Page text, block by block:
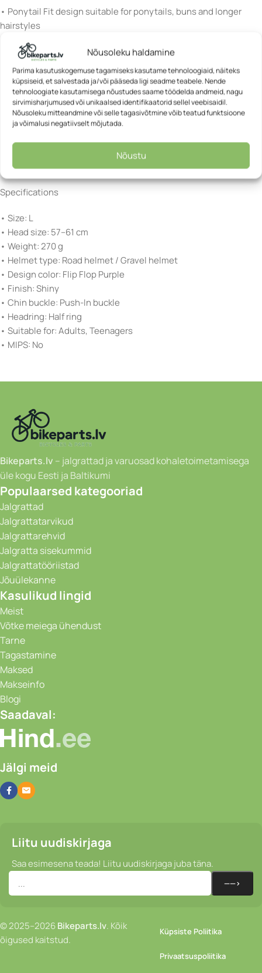
Nõusoleku haldamine
Parima kasutuskogemuse tagamiseks kasutame tehnoloogiaid, näiteks
küpsiseid, et salvestada ja/või pääseda ligi seadme teabele. Nende
tehnoloogiate kasutamisega nõustudes saame töödelda andmeid, nagu
sirvimisharjumused või unikaalsed identifikaatorid sellel veebisaidil.
Nõusoleku mitteandmine või selle tagasivõtmine võib teatud funktsioone
ja võimalusi negatiivselt mõjutada.
Nõustu
• Ponytail Fit design suitable for ponytails, buns and longer
hairstyles
• ZoomTM Spin adjustment system for quick and precise helmet
adjustment
• Aerodynamic stitched straps that stay close to the head
without flapping while riding
• Soft Comfort Pads for improved wearing comfort
• Removable and washable inner pads for easy maintenance
• Practical Push-In buckle for secure and convenient fastening
• Deep ventilation channels for improved airflow during rides
Specifications
• Size: L
• Head size: 57–61 cm
• Weight: 270 g
• Helmet type: Road helmet / Gravel helmet
• Design color: Flip Flop Purple
• Finish: Shiny
• Chin buckle: Push-In buckle
• Headring: Half ring
• Suitable for: Adults, Teenagers
• MIPS: No
Bikeparts.lv – jalgrattad ja varuosad kohaletoimetamisega
üle kogu Eesti ja Baltikumi
Populaarsed kategooriad
Jalgrattad
Jalgrattatarvikud
Jalgrattarehvid
Jalgratta sisekummid
Jalgrattatööriistad
Jõuülekanne
Kasulikud lingid
Meist
Võtke meiega ühendust
Tarne
Tagastamine
Maksed
Makseinfo
Blogi
Saadaval:
Jälgi meid
Liitu uudiskirjaga
Saa esimesena teada! Liitu uudiskirjaga juba täna.
© 2025–2026Bikeparts.lv. Kõik
õigused kaitstud.
Küpsiste Poliitika
Privaatsuspoliitika